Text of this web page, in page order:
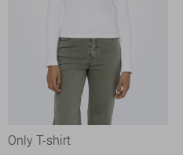
Only T-shirt